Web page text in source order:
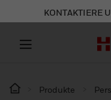
KONTAKTIERE
Produkte